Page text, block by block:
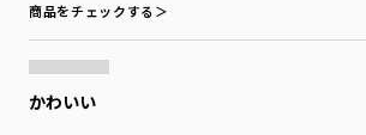
商品をチェックする＞
かわいい